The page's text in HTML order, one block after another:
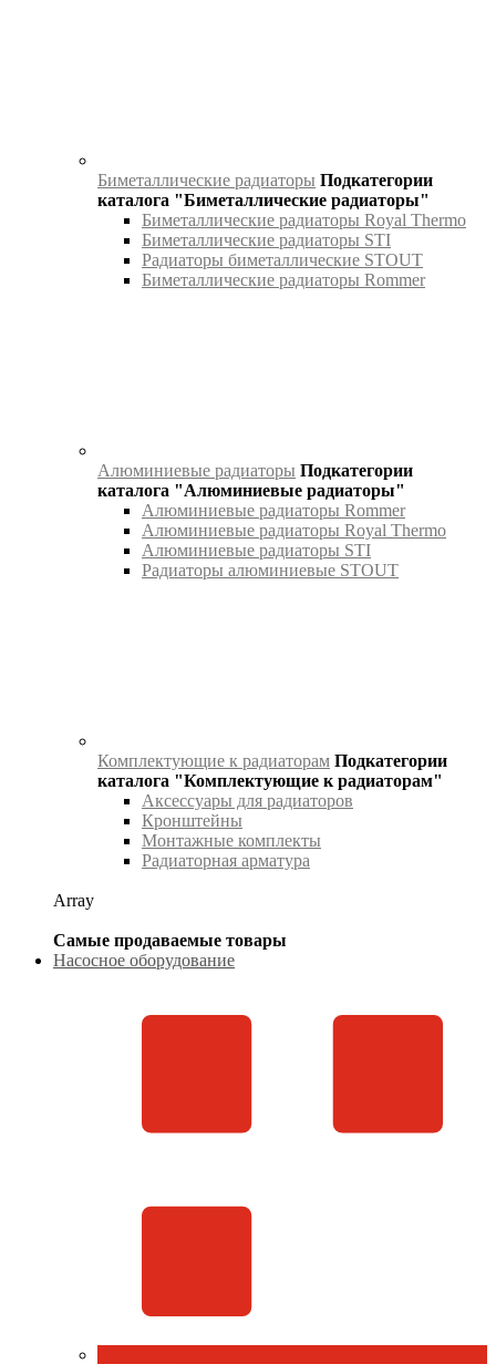
Биметаллические радиаторы Подкатегории
каталога "Биметаллические радиаторы"
Биметаллические радиаторы Royal Thermo
Биметаллические радиаторы STI
Радиаторы биметаллические STOUT
Биметаллические радиаторы Rommer
Алюминиевые радиаторы Подкатегории
каталога "Алюминиевые радиаторы"
Алюминиевые радиаторы Rommer
Алюминиевые радиаторы Royal Thermo
Алюминиевые радиаторы STI
Радиаторы алюминиевые STOUT
Комплектующие к радиаторам Подкатегории
каталога "Комплектующие к радиаторам"
Аксессуары для радиаторов
Кронштейны
Монтажные комплекты
Радиаторная арматура
Array
Самые продаваемые товары
Насосное оборудование